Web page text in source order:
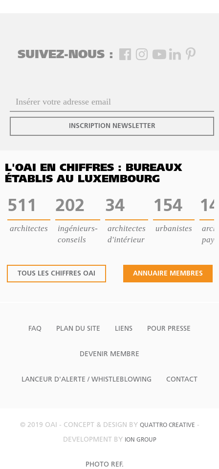
SUIVEZ-NOUS :
INSCRIPTION NEWSLETTER
L'OAI EN CHIFFRES : BUREAUX
ÉTABLIS AU LUXEMBOURG
511
architectes
202
ingénieurs-
conseils
34
architectes
d'intérieur
154
urbanistes
14
TOUS LES CHIFFRES OAI ANNUAIRE MEMBRES
FAQ PLAN DU SITE LIENS POUR PRESSE
DEVENIR MEMBRE
LANCEUR D'ALERTE / WHISTLEBLOWING CONTACT
© 2019 OAI - CONCEPT & DESIGN BY QUATTRO CREATIVE -
DEVELOPMENT BY ION GROUP
PHOTO REF.